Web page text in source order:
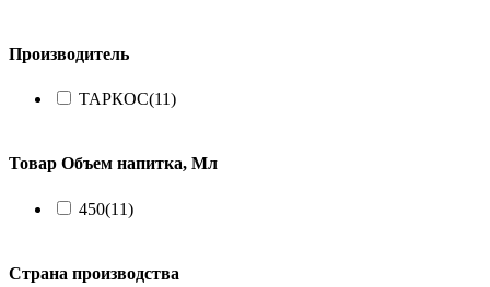
Производитель
ТАРКОС(11)
Товар Объем напитка, Мл
450(11)
Страна производства